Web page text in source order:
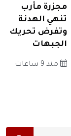
مجزرة مأرب
تنهي الهدنة
وتفرض تحريك
الجبهات
منذ 9 ساعات